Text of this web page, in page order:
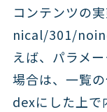
コンテンツの
nical/301/
えば、パラメ
場合は、一覧
dexにした上で